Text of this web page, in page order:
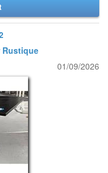
Rustique
01/09/2026